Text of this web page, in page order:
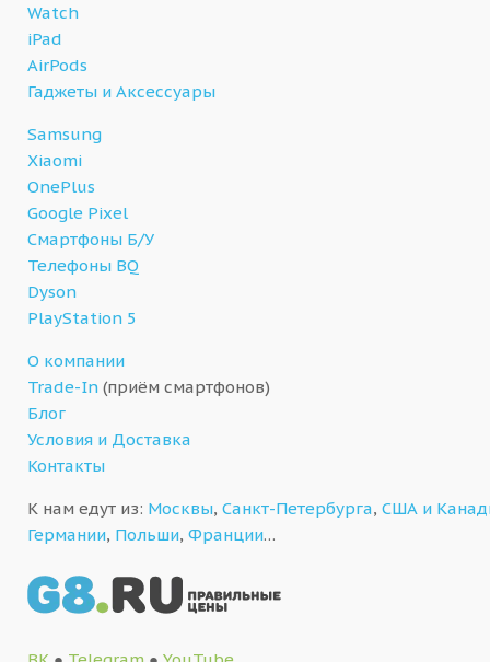
Watch
iPad
AirPods
Гаджеты и Аксессуары
Samsung
Xiaomi
OnePlus
Google Pixel
Смартфоны Б/У
Телефоны BQ
Dyson
PlayStation 5
О компании
Trade-In (приём смартфонов)
Блог
Условия и Доставка
Контакты
К нам едут из: Москвы, Санкт-Петербурга, США и
Германии, Польши, Франции…